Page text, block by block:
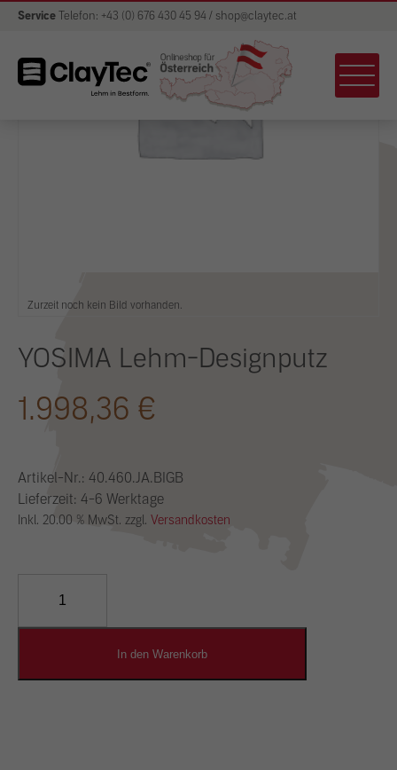
Service Telefon: +43 (0) 676 430 45 94 / shop@claytec.at
Zurzeit noch kein Bild vorhanden.
YOSIMA Lehm-Designputz
1.998,36 €
Artikel-Nr.: 40.460.JA.BIGB
Lieferzeit: 4-6 Werktage
Inkl. 20.00 % MwSt. zzgl. Versandkosten
Designputz
In den Warenkorb